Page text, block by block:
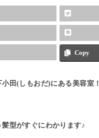
Copy
田(しもおだ)にある美容室！
型がすぐにわかります♪